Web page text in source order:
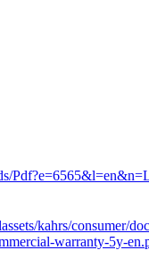
kahrs/consumer/
warranty-5y-